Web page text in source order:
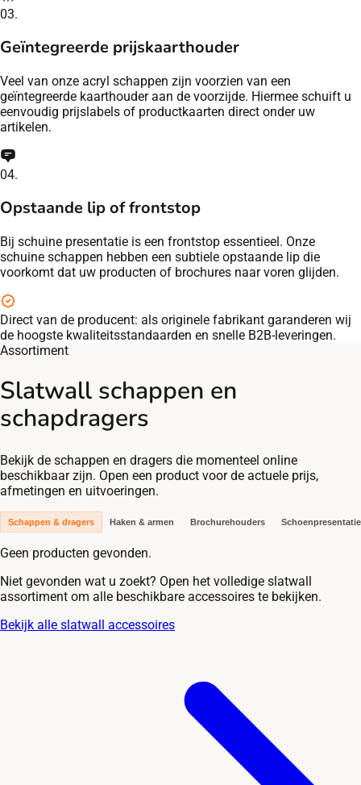
03.
Geïntegreerde prijskaarthouder
Veel van onze acryl schappen zijn voorzien van een
geïntegreerde kaarthouder aan de voorzijde. Hiermee schuift u
eenvoudig prijslabels of productkaarten direct onder uw
artikelen.
04.
Opstaande lip of frontstop
Bij schuine presentatie is een frontstop essentieel. Onze
schuine schappen hebben een subtiele opstaande lip die
voorkomt dat uw producten of brochures naar voren glijden.
Direct van de producent: als originele fabrikant garanderen wij
de hoogste kwaliteitsstandaarden en snelle B2B-leveringen.
Assortiment
Slatwall schappen en
schapdragers
Bekijk de schappen en dragers die momenteel online
beschikbaar zijn. Open een product voor de actuele prijs,
afmetingen en uitvoeringen.
Schappen & dragers Haken & armen Brochurehouders Schoenpresentatie
Geen producten gevonden.
Niet gevonden wat u zoekt? Open het volledige slatwall
assortiment om alle beschikbare accessoires te bekijken.
Bekijk alle slatwall accessoires